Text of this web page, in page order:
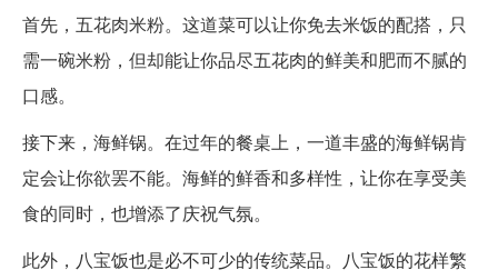
首先，五花肉米粉。这道菜可以让你免去米饭的配搭，只
需一碗米粉，但却能让你品尽五花肉的鲜美和肥而不腻的
口感。
接下来，海鲜锅。在过年的餐桌上，一道丰盛的海鲜锅肯
定会让你欲罢不能。海鲜的鲜香和多样性，让你在享受美
食的同时，也增添了庆祝气氛。
此外，八宝饭也是必不可少的传统菜品。八宝饭的花样繁